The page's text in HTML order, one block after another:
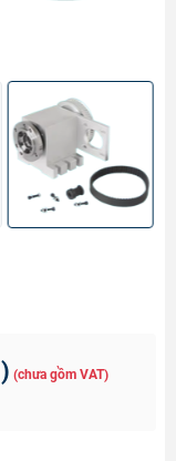
) (chưa gồm VAT)